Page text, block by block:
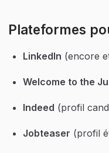
Plateformes
LinkedIn (encore
Welcome to the
Indeed (profil
Jobteaser (profil